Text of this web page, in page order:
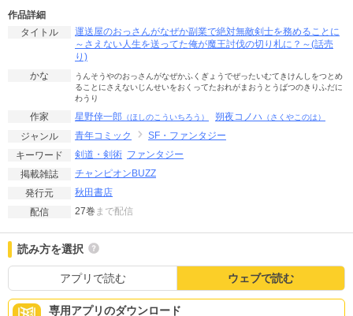
作品詳細
タイトル
運送屋のおっさんがなぜか副業で絶対無敵剣士を務めることに
～さえない人生を送ってた俺が魔王討伐の切り札に？～(話売
り)
かな
うんそうやのおっさんがなぜかふくぎょうでぜったいむてきけんしをつとめ
ることにさえないじんせいをおくってたおれがまおうとうばつのきりふだに
わうり
作家 星野倖一郎 （ほしのこういちろう） 朔夜コノハ （さくやこのは）
ジャンル 青年コミック
SF・ファンタジー
キーワード
剣道・剣術 ファンタジー
掲載雑誌
チャンピオンBUZZ
発行元
秋田書店
配信
27巻 まで配信
読み方を選択
アプリで読む ウェブで読む
専用アプリのダウンロード